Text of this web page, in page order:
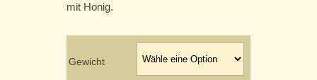
mit Honig.
Gewicht